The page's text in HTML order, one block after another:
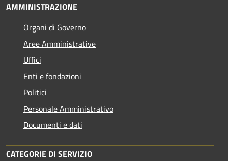
AMMINISTRAZIONE
Organi di Governo
Aree Amministrative
Uffici
Enti e fondazioni
Politici
Personale Amministrativo
Documenti e dati
CATEGORIE DI SERVIZIO